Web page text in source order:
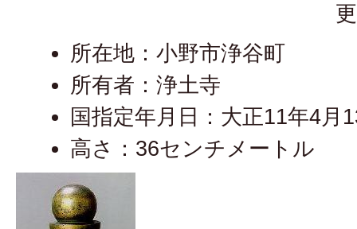
所在地：小野市浄谷町
所有者：浄土寺
国指定年月日：大正11年4月
高さ：36センチメートル